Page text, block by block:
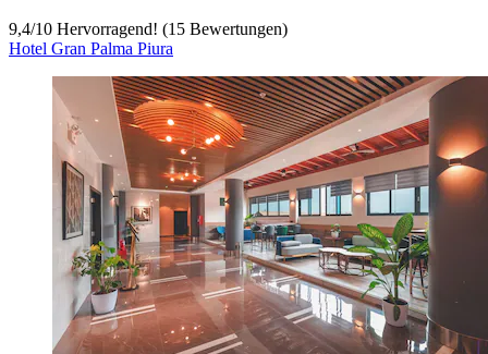
9,4/10 Hervorragend! (15 Bewertungen)
Hotel Gran Palma Piura